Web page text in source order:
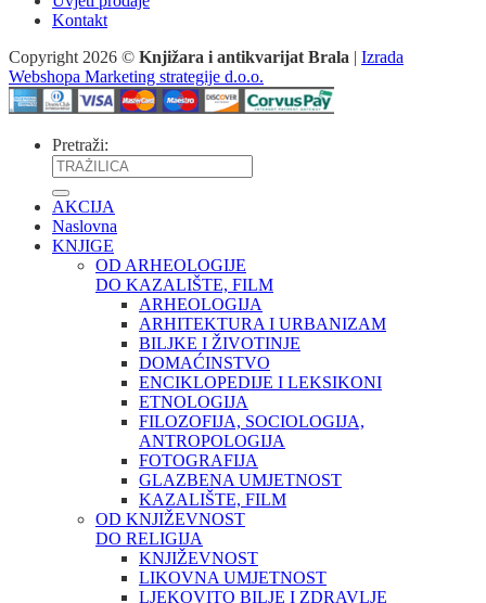
Kontakt
Copyright 2026 © Knjižara i antikvarijat Brala | Izrada
Webshopa Marketing strategije d.o.o.
Pretraži:
AKCIJA
Naslovna
KNJIGE
OD ARHEOLOGIJE
DO KAZALIŠTE, FILM
ARHEOLOGIJA
ARHITEKTURA I URBANIZAM
BILJKE I ŽIVOTINJE
DOMAĆINSTVO
ENCIKLOPEDIJE I LEKSIKONI
ETNOLOGIJA
FILOZOFIJA, SOCIOLOGIJA,
ANTROPOLOGIJA
FOTOGRAFIJA
GLAZBENA UMJETNOST
KAZALIŠTE, FILM
OD KNJIŽEVNOST
DO RELIGIJA
KNJIŽEVNOST
LIKOVNA UMJETNOST
LJEKOVITO BILJE I ZDRAVLJE